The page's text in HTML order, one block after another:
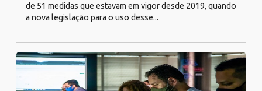
de 51 medidas que estavam em vigor desde 2019, quando
a nova legislação para o uso desse...